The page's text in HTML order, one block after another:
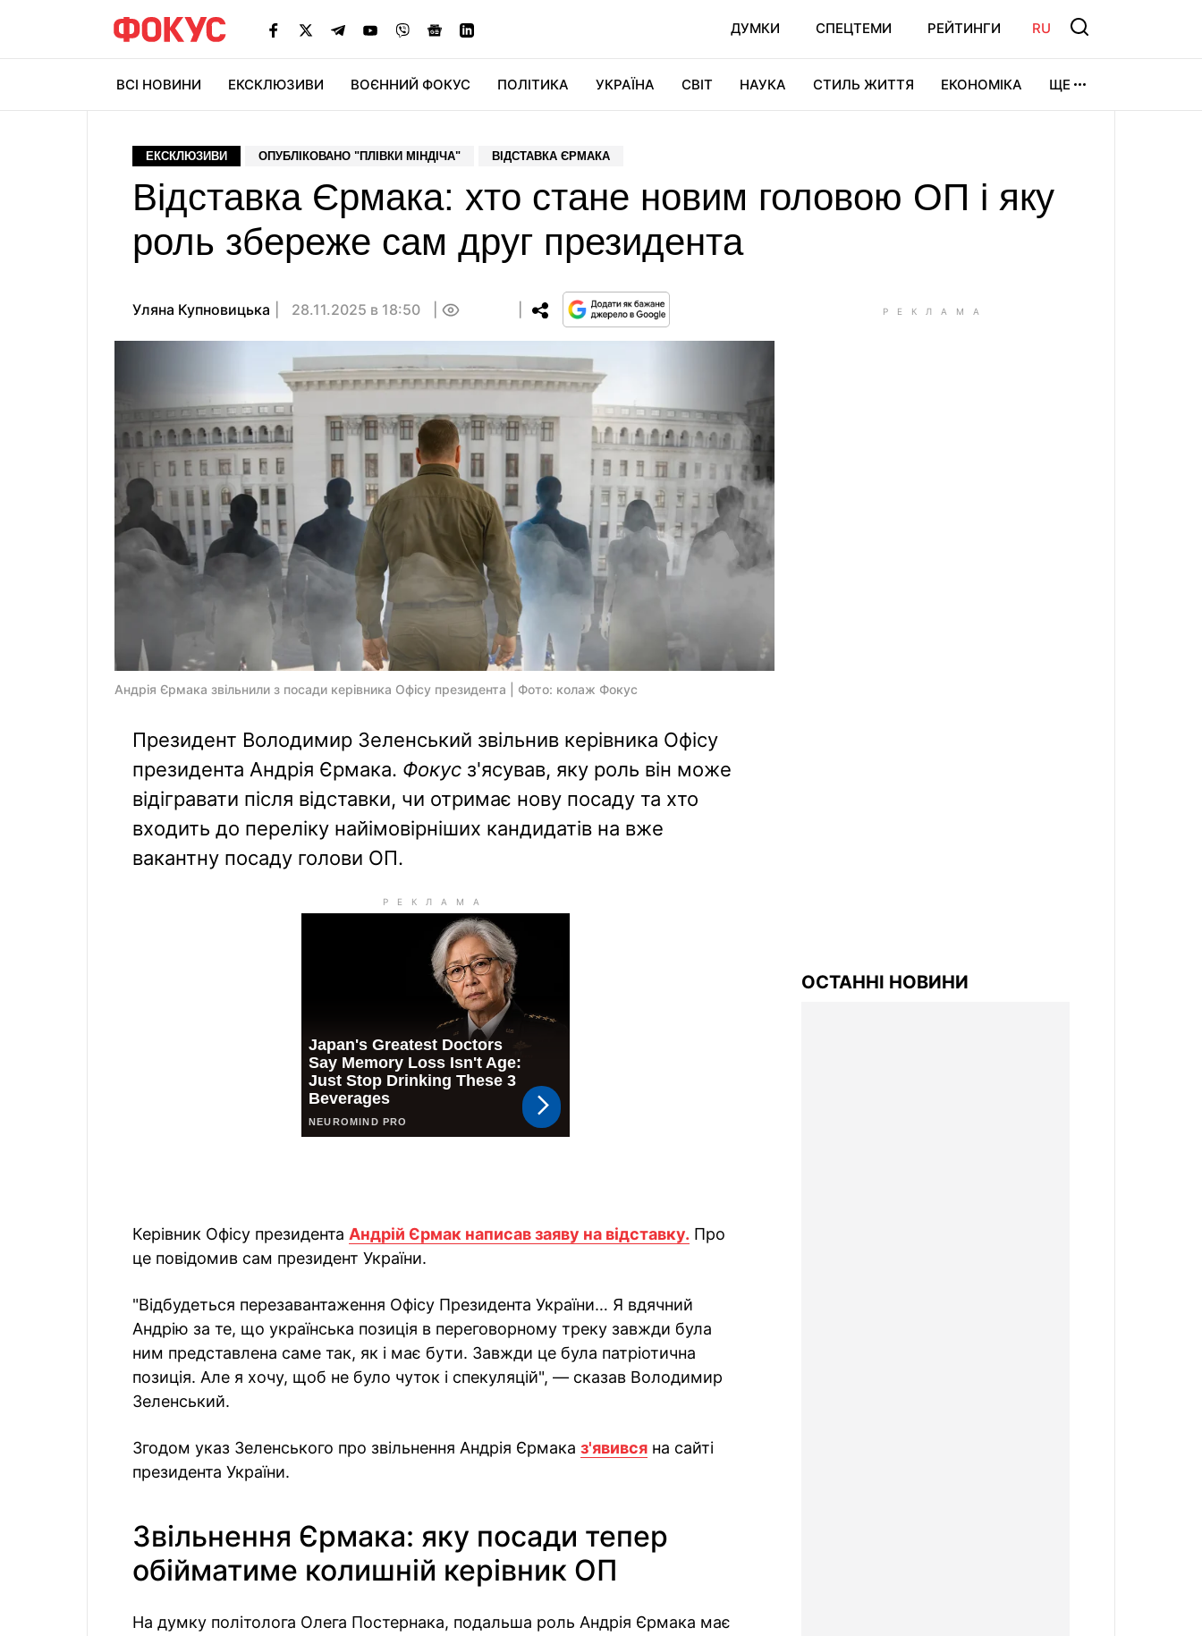
ДУМКИ СПЕЦТЕМИ РЕЙТИНГИ RU
ВСІ НОВИНИ ЕКСКЛЮЗИВИ ВОЄННИЙ ФОКУС ПОЛІТИКА УКРАЇНА СВІТ НАУКА СТИЛЬ ЖИТТЯ ЕКОНОМІКА ЩЕ
ЕКСКЛЮЗИВИ ОПУБЛІКОВАНО "ПЛІВКИ МІНДІЧА" ВІДСТАВКА ЄРМАКА
Відставка Єрмака: хто стане новим головою ОП і яку
роль збереже сам друг президента
Уляна Купновицька 28.11.2025 в 18:50
Андрія Єрмака звільнили з посади керівника Офісу президента | Фото: колаж Фокус
Президент Володимир Зеленський звільнив керівника Офісу
президента Андрія Єрмака. Фокус з'ясував, яку роль він може
відігравати після відставки, чи отримає нову посаду та хто
входить до переліку найімовірніших кандидатів на вже
вакантну посаду голови ОП.
Керівник Офісу президента Андрій Єрмак написав заяву на відставку. Про
це повідомив сам президент України.
"Відбудеться перезавантаження Офісу Президента України… Я вдячний
Андрію за те, що українська позиція в переговорному треку завжди була
ним представлена саме так, як і має бути. Завжди це була патріотична
позиція. Але я хочу, щоб не було чуток і спекуляцій", — сказав Володимир
Зеленський.
Згодом указ Зеленського про звільнення Андрія Єрмака з'явився на сайті
президента України.
Звільнення Єрмака: яку посади тепер
обійматиме колишній керівник ОП
На думку політолога Олега Постернака, подальша роль Андрія Єрмака має
ОСТАННІ НОВИНИ